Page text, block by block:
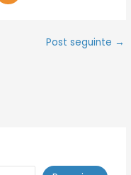
Post seguinte →